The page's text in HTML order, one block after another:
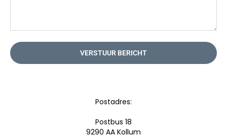
VERSTUUR BERICHT
Postadres:
Postbus 18
9290 AA Kollum